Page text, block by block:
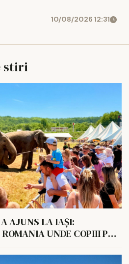
10/08/2026 12:31
stiri
AJUNS LA IAȘI:
UNDE COPIII POT